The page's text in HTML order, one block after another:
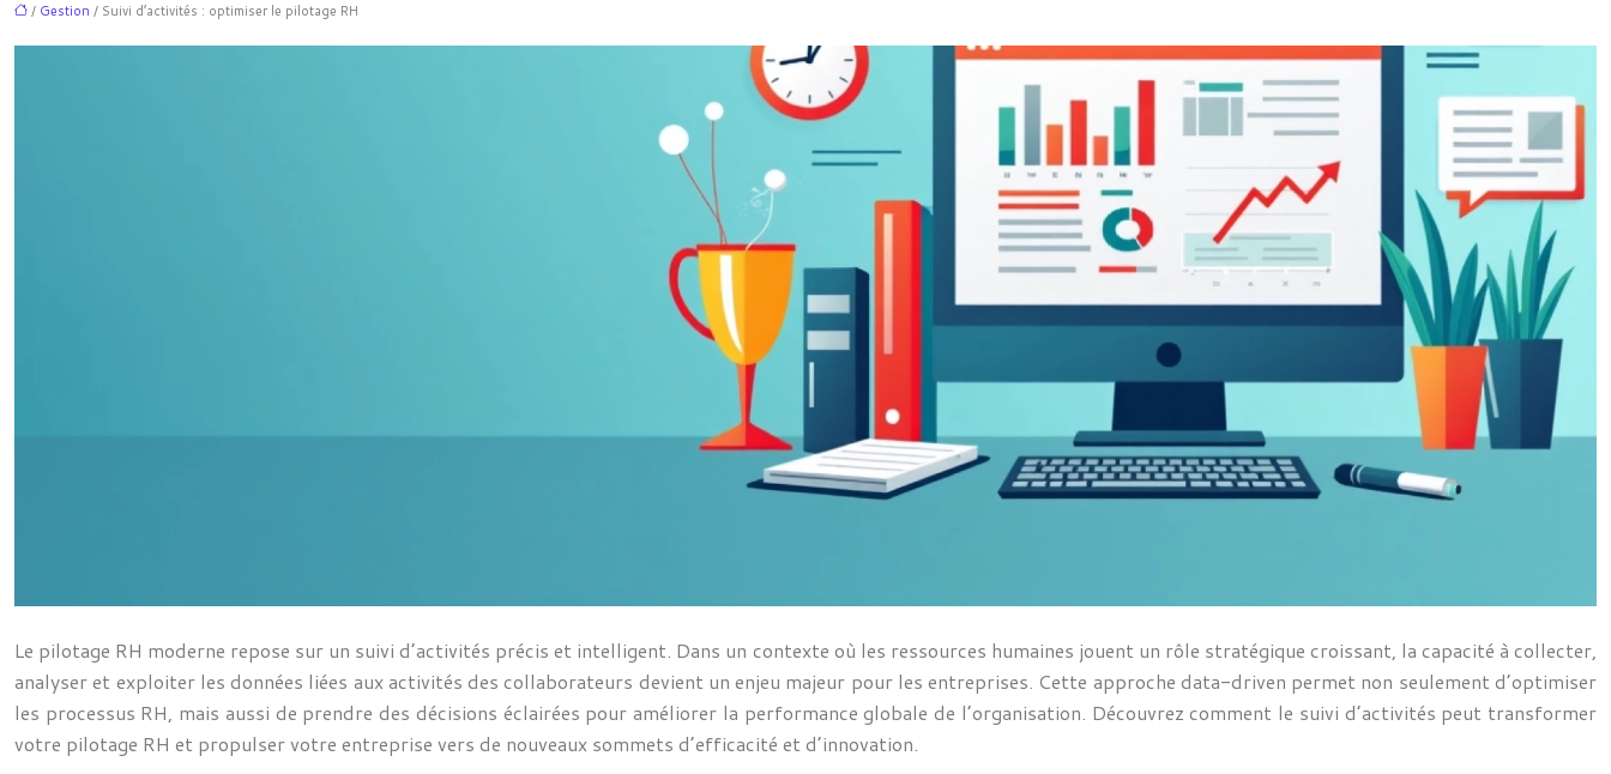
/ Gestion / Suivi d’activités : optimiser le pilotage RH
Le pilotage RH moderne repose sur un suivi d’activités précis et intelligent. Dans un contexte où les ressources humaines jouent un rôle stratégique croissant, la capacité à collecter,
analyser et exploiter les données liées aux activités des collaborateurs devient un enjeu majeur pour les entreprises. Cette approche data-driven permet non seulement d’optimiser
les processus RH, mais aussi de prendre des décisions éclairées pour améliorer la performance globale de l’organisation. Découvrez comment le suivi d’activités peut transformer
votre pilotage RH et propulser votre entreprise vers de nouveaux sommets d’efficacité et d’innovation.